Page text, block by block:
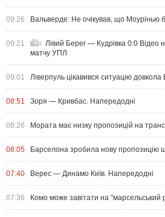
09:26 Вальверде: Не очікував, що Моурінью
09:21
Лівий Берег — Кудрівка 0:0 Відео
матчу УПЛ
09:01 Ліверпуль цікавився ситуацію довкола
08:51 Зоря — Кривбас. Напередодні
08:26 Мората має низку пропозицій на
08:05 Барселона зробила нову пропозицію
07:40 Верес — Динамо Київ. Напередодні
07:36 Комо може завітати на "марсельський